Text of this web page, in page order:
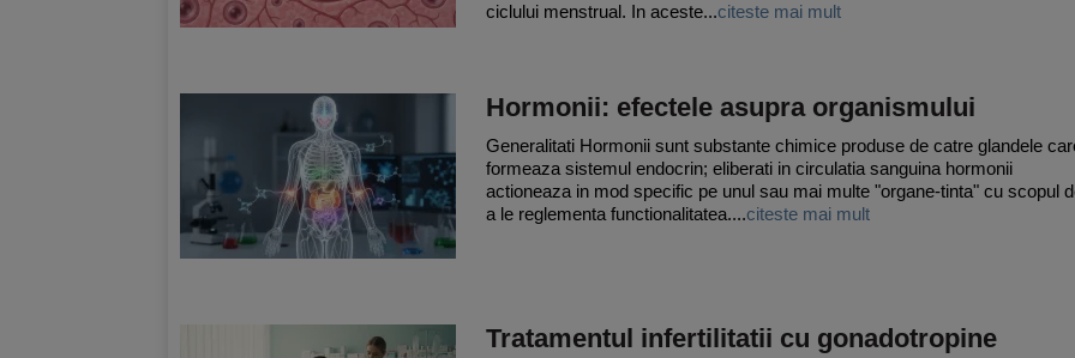
ciclului menstrual. In aceste...citeste mai mult
Hormonii: efectele asupra organismului
Generalitati Hormonii sunt substante chimice produse de catre glandele
formeaza sistemul endocrin; eliberati in circulatia sanguina hormonii
actioneaza in mod specific pe unul sau mai multe "organe-tinta" cu scopul
a le reglementa functionalitatea....citeste mai mult
Tratamentul infertilitatii cu gonadotropine